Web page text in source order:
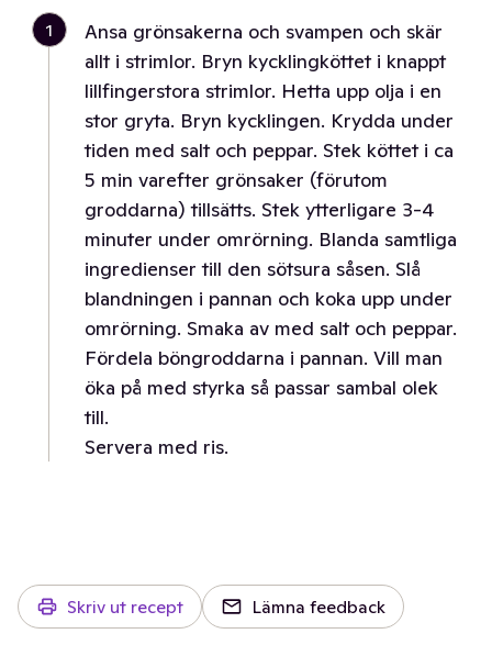
1
Ansa grönsakerna och svampen och skär
allt i strimlor. Bryn kycklingköttet i knappt
lillfingerstora strimlor. Hetta upp olja i en
stor gryta. Bryn kycklingen. Krydda under
tiden med salt och peppar. Stek köttet i ca
5 min varefter grönsaker (förutom
groddarna) tillsätts. Stek ytterligare 3-4
minuter under omrörning. Blanda samtliga
ingredienser till den sötsura såsen. Slå
blandningen i pannan och koka upp under
omrörning. Smaka av med salt och peppar.
Fördela böngroddarna i pannan. Vill man
öka på med styrka så passar sambal olek
till.
Servera med ris.
Skriv ut recept Lämna feedback